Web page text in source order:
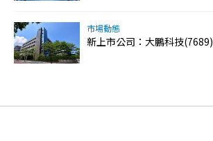
市場動態
新上市公司：大鵬科技(7689)